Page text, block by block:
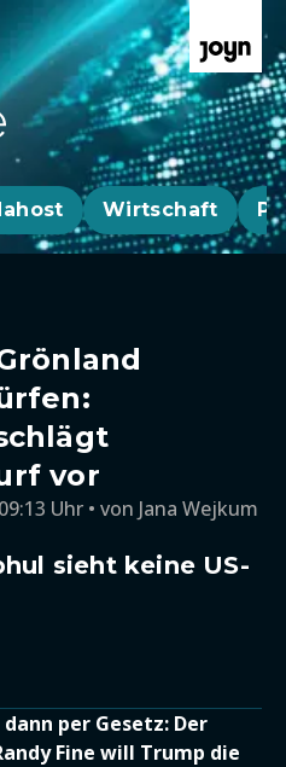
Wirtschaft
vor
Uhr von Jana Wejkum
sieht keine US-
per Gesetz: Der
Fine will Trump die